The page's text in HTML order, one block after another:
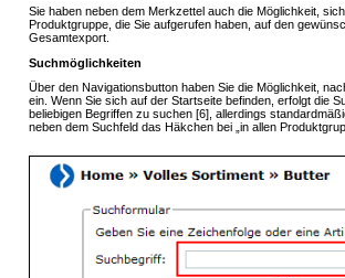
Sie haben neben dem Merkzettel auch die Möglichkeit,
Produktgruppe, die Sie aufgerufen haben, auf den
Gesamtexport.
Suchmöglichkeiten
Über den Navigationsbutton haben Sie die Möglichkeit,
ein. Wenn Sie sich auf der Startseite befinden, erfolgt die
beliebigen Begriffen zu suchen [6], allerdings
neben dem Suchfeld das Häkchen bei „in allen